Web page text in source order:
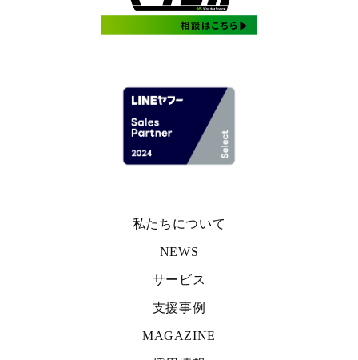
私たちについて
NEWS
サービス
支援事例
MAGAZINE